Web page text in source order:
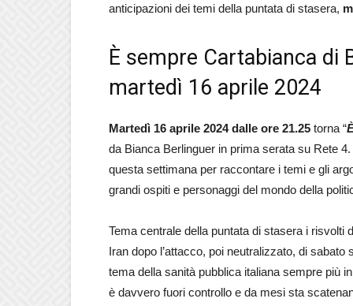
anticipazioni dei temi della puntata di stasera,
È sempre Cartabianca di
martedì 16 aprile 2024
Martedì 16 aprile 2024 dalle ore 21.25 torna “
da Bianca Berlinguer in prima serata su Rete
questa settimana per raccontare i temi e gli
grandi ospiti e personaggi del mondo della
Tema centrale della puntata di stasera i risvolti
Iran dopo l’attacco, poi neutralizzato, di
tema della sanità pubblica italiana sempre più
è davvero fuori controllo e da mesi sta